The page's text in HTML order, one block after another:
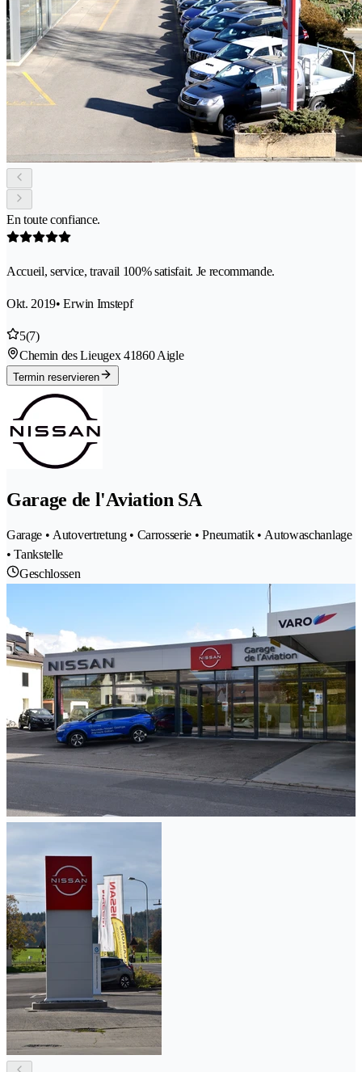
En toute confiance.
Accueil, service, travail 100% satisfait. Je recommande.
Okt. 2019• Erwin Imstepf
5(7)
Chemin des Lieugex 41860 Aigle
Termin reservieren
Garage de l'Aviation SA
Garage • Autovertretung • Carrosserie • Pneumatik • Autowaschanlage
• Tankstelle
Geschlossen